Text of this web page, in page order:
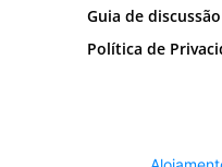
Guia de discussão
Política de